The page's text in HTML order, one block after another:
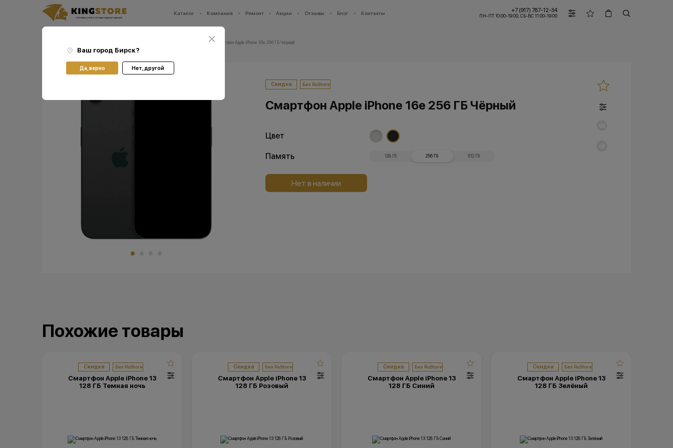
Каталог Компания Ремонт Акции Отзывы Блог Контакты +7 (917) 787-12-34
ПН-ПТ 10:00-19:00, СБ-ВС 11:00-19:00
Ваш город:
Ваш город Бирск?
Да, верно Нет, другой
Смартфон Apple iPhone 16e 256 ГБ Чёрный
Скидка Без RuStore
Смартфон Apple iPhone 16e 256 ГБ Чёрный
Цвет
Память 128 Гб 256 Гб 512 Гб
Нет в наличии
Похожие товары
Скидка
Смартфон Apple iPhone 13
128 ГБ Темная ночь
Скидка
Смартфон Apple iPhone 13
128 ГБ Розовый
Скидка
Смартфон Apple iPhone 13
128 ГБ Синий
Скидка
Смартфон Apple iPhone 13
128 ГБ Зелёный